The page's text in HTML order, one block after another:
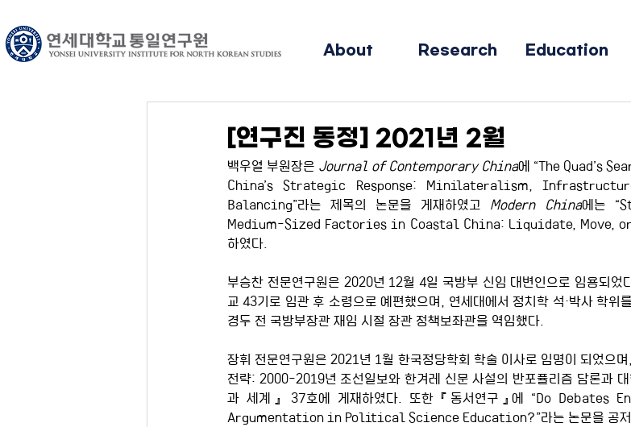
About Research Education
[연구진 동정] 2021년 2월
백우열 부원장은 Journal of Contemporary China에 “The Quad’s
China’s Strategic Response: Minilateralism,
Balancing”라는 제목의 논문을 게재하였고 Modern China에는
Medium-Sized Factories in Coastal China: Liquidate, Move, or
하였다.
부승찬 전문연구원은 2020년 12월 4일 국방부 신임 대변인으로 임용되었
교 43기로 임관 후 소령으로 예편했으며, 연세대에서 정치학 석·박사 학위
경두 전 국방부장관 재임 시절 장관 정책보좌관을 역임했다.
장휘 전문연구원은 2021년 1월 한국정당학회 학술 이사로 임명이 되었으
전략: 2000-2019년 조선일보와 한겨레 신문 사설의 반포퓰리즘 담론과
과 세계』 37호에 게재하였다. 또한 『동서연구』 에 “Do Debates
Argumentation in Political Science Education?”라는 논문을 공저